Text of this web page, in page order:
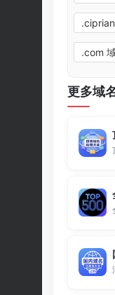
.com
更多域